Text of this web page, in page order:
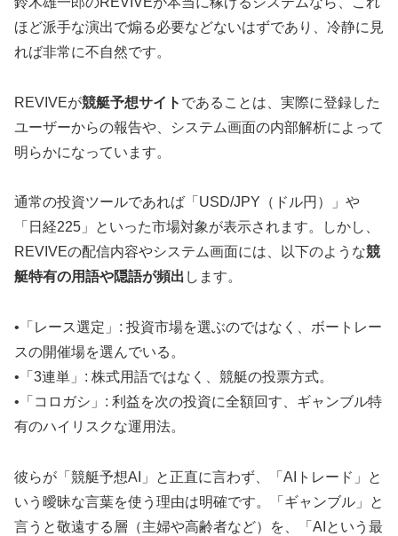
ほど派手な演出で煽る必要などないはずであり、冷静に見
れば非常に不自然です。
REVIVEが競艇予想サイト であることは、実際に登録した
ユーザーからの報告や、システム画面の内部解析によって
明らかになっています。
通常の投資ツールであれば「USD/JPY（ドル円）」や
「日経225」といった市場対象が表示されます。しかし、
REVIVEの配信内容やシステム画面には、以下のような競
艇特有の用語や隠語が頻出 します。
•「レース選定」: 投資市場を選ぶのではなく、ボートレー
スの開催場を選んでいる。
•「3連単」: 株式用語ではなく、競艇の投票方式。
•「コロガシ」: 利益を次の投資に全額回す、ギャンブル特
有のハイリスクな運用法。
彼らが「競艇予想AI」と正直に言わず、「AIトレード」と
いう曖昧な言葉を使う理由は明確です。「ギャンブル」と
言うと敬遠する層（主婦や高齢者など）を、「AIという最